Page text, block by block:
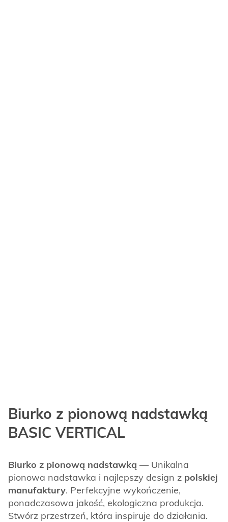
Biurko z pionową nadstawką
BASIC VERTICAL
Biurko z pionową nadstawką — Unikalna
pionowa nadstawka i najlepszy design z polskiej
manufaktury. Perfekcyjne wykończenie,
ponadczasowa jakość, ekologiczna produkcja.
Stwórz przestrzeń, która inspiruje do działania.